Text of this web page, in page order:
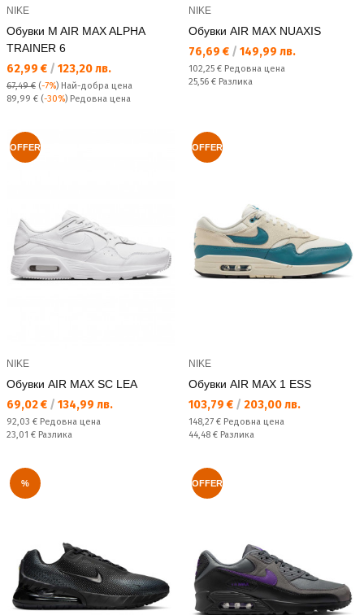
NIKE
Обувки M AIR MAX ALPHA
TRAINER 6
Текуща цена:
62,99 € / 123,20 лв.
67,49 € (-7%) Най-добра цена
Редовна цена:
89,99 € (-30%) Редовна цена
NIKE
Обувки AIR MAX NUAXIS
Текуща цена:
76,69 € / 149,99 лв.
Редовна цена:
102,25 € Редовна цена
Спестявате:
25,56 € Разлика
OFFER
NIKE
Обувки AIR MAX SC LEA
Текуща цена:
69,02 € / 134,99 лв.
Редовна цена:
92,03 € Редовна цена
Спестявате:
23,01 € Разлика
OFFER
NIKE
Обувки AIR MAX 1 ESS
Текуща цена:
103,79 € / 203,00 лв.
Редовна цена:
148,27 € Редовна цена
Спестявате:
44,48 € Разлика
% OFFER